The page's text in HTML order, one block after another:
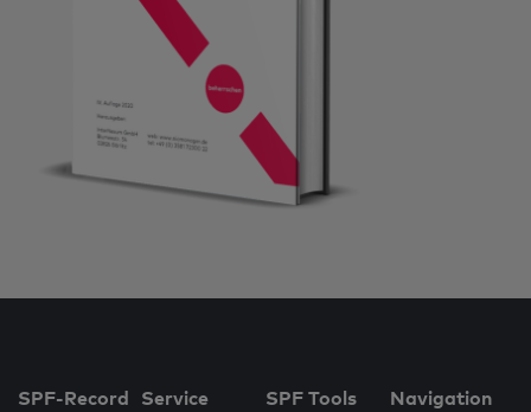
SPF-Record Service SPF Tools Navigation